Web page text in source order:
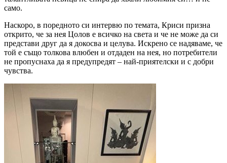
само.
Наскоро, в поредното си интервю по темата, Криси призна
открито, че за нея Цолов е всичко на света и че не може да си
представи друг да я докосва и целува. Искрено се надяваме, че
той е също толкова влюбен и отдаден на нея, но потребители
не пропуснаха да я предупредят – най-приятелски и с добри
чувства.